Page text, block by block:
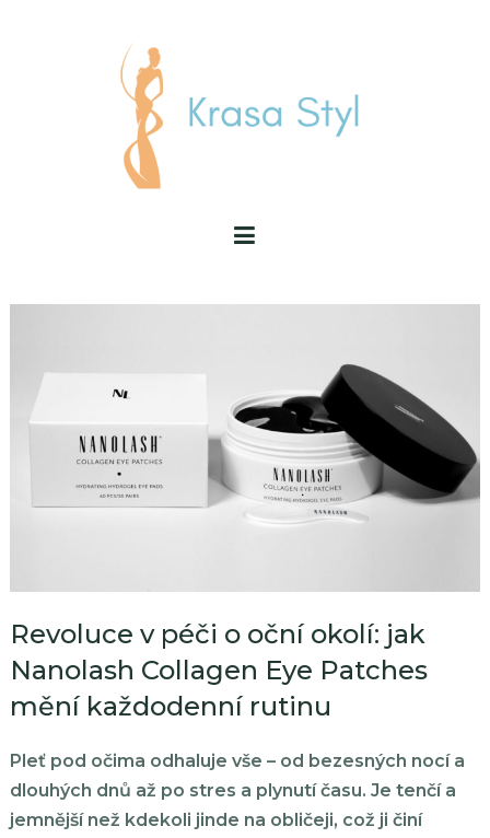
Revoluce v péči o oční okolí: jak
Nanolash Collagen Eye Patches
mění každodenní rutinu
Pleť pod očima odhaluje vše – od bezesných nocí a
dlouhých dnů až po stres a plynutí času. Je tenčí a
jemnější než kdekoli jinde na obličeji, což ji činí